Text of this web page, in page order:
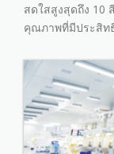
สดใสสูงสุดถึง 10
คุณภาพที่มีประสิท